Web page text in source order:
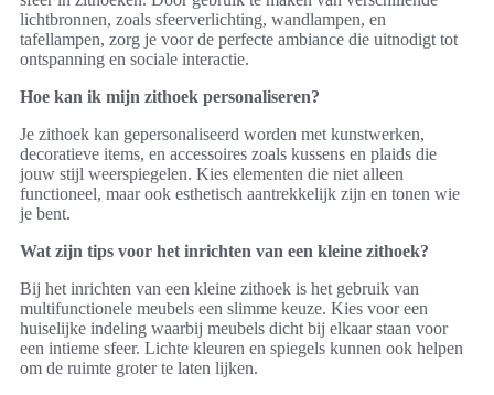
lichtbronnen, zoals sfeerverlichting, wandlampen, en
tafellampen, zorg je voor de perfecte ambiance die uitnodigt tot
ontspanning en sociale interactie.
Hoe kan ik mijn zithoek personaliseren?
Je zithoek kan gepersonaliseerd worden met kunstwerken,
decoratieve items, en accessoires zoals kussens en plaids die
jouw stijl weerspiegelen. Kies elementen die niet alleen
functioneel, maar ook esthetisch aantrekkelijk zijn en tonen wie
je bent.
Wat zijn tips voor het inrichten van een kleine zithoek?
Bij het inrichten van een kleine zithoek is het gebruik van
multifunctionele meubels een slimme keuze. Kies voor een
huiselijke indeling waarbij meubels dicht bij elkaar staan voor
een intieme sfeer. Lichte kleuren en spiegels kunnen ook helpen
om de ruimte groter te laten lijken.